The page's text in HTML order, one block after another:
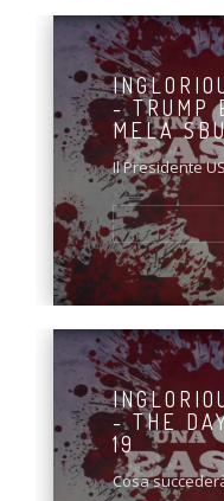
- TRUMP
MELA
Il Presidente
- THE
19
Cosa